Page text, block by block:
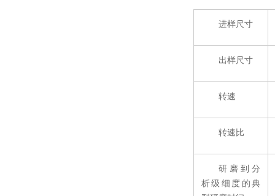
进样尺寸
出样尺寸
转速
转速比
研磨到分
析级细度的典